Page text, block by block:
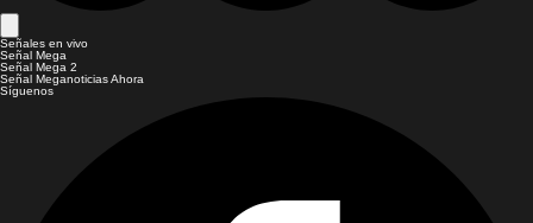
Señales en vivo
Señal Mega
Señal Mega 2
Señal Meganoticias Ahora
Síguenos